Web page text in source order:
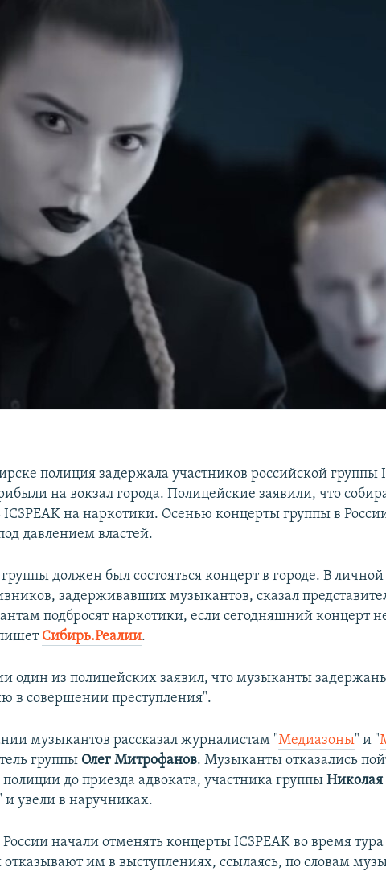
полиция задержала участников российской группы
на вокзал города. Полицейские заявили, что
IC3PEAK на наркотики. Осенью концерты группы в
давлением властей.
должен был состояться концерт в городе. В
задерживавших музыкантов, сказал
подбросят наркотики, если сегодняшний концерт
Сибирь.Реалии.
один из полицейских заявил, что музыканты
в совершении преступления".
музыкантов рассказал журналистам "Медиазоны" и "
группы Олег Митрофанов.​ Музыканты отказались
полиции до приезда адвоката, участника группыНиколая
и увели в наручниках.
России начали отменять концерты IC3PEAK во время тура
им в выступлениях, ссылаясь, по словам